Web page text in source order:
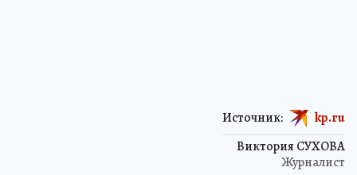
Виктория СУХОВА
Журналист
Источник: kp.ru